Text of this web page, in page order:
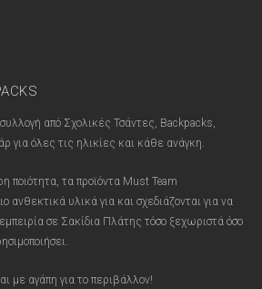
από Σχολικές Τσάντες, Backpacks,
για όλες τις ηλικίες και κάθε ανάγκη.
ποιότητα, τα προϊόντα Must Team
ανθεκτικά υλικά για και σχεδιάζονται για να
σε Σακίδια Πλάτης τόσο ξεχωριστά όσο
με αγάπη για το περιβάλλον!